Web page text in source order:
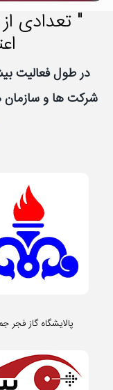
" تعدادی
شرکت ها و سازمان
پالایشگاه گاز فجر